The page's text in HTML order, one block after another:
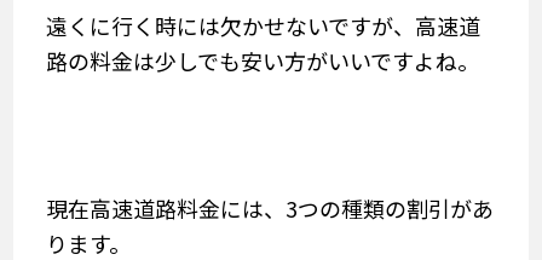
遠くに行く時には欠かせないですが、高速道
路の料金は少しでも安い方がいいですよね。
現在高速道路料金には、3つの種類の割引があ
ります。